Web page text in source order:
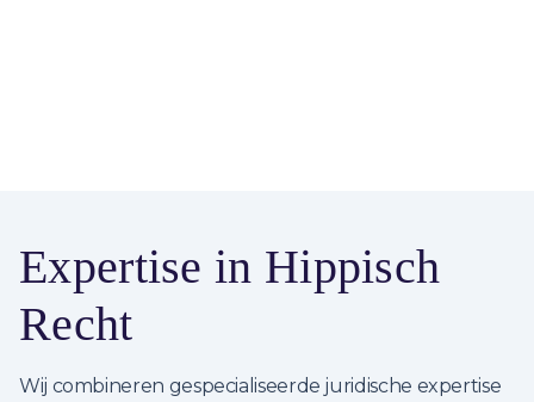
Expertise in Hippisch
Recht
Wij combineren gespecialiseerde juridische expertise